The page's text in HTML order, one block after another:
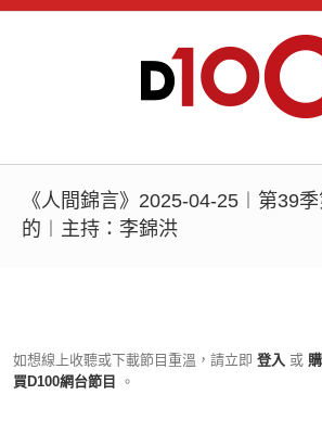
《人間錦言》2025-04-25︱第39
的︱主持：李錦洪
如想線上收聽或下載節目重溫，請立即 登入 或
買D100網台節目
。